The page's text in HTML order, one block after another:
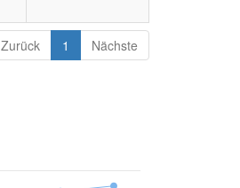
Zurück 1 Nächste